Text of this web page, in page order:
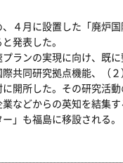
４月に設置した「廃炉
発表した。
ランの実現に向け、既
共同研究拠点機能、（
開所した。その研究活動
などからの英知を結集
」も福島に移設される。